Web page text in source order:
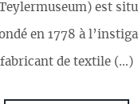
est
en 1778 à
fabricant de textile (…)